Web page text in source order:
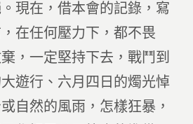
現在，借本會的記錄，寫
在任何壓力下，都不畏
，一定堅持下去，戰鬥到
遊行、六月四日的燭光悼
自然的風雨，怎樣狂暴，